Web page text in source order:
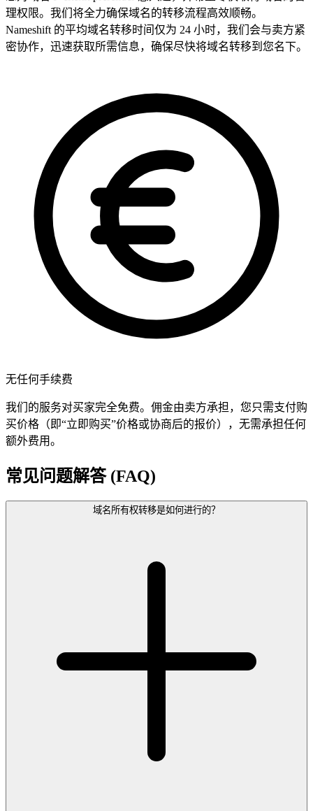
理权限。我们将全力确保域名的转移流程高效顺畅。
Nameshift 的平均域名转移时间仅为 24 小时，我们会与卖方紧
密协作，迅速获取所需信息，确保尽快将域名转移到您名下。
无任何手续费
我们的服务对买家完全免费。佣金由卖方承担，您只需支付购
买价格（即“立即购买”价格或协商后的报价），无需承担任何
额外费用。
常见问题解答 (FAQ)
域名所有权转移是如何进行的？